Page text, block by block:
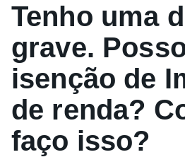
Tenho uma
grave.
isenção de
de renda?
faço isso?